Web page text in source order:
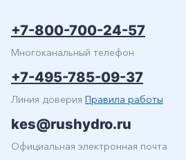
+7-800-700-24-57
Многоканальный телефон
+7-495-785-09-37
Линия доверия Правила работы
kes@rushydro.ru
Официальная электронная почта